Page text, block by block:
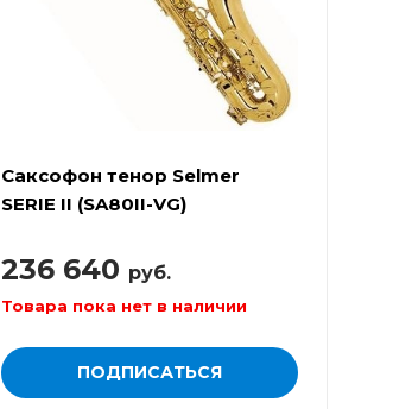
Саксофон тенор Selmer
SERIE II (SA80II-VG)
236 640 руб.
Товара пока нет в наличии
ПОДПИСАТЬСЯ